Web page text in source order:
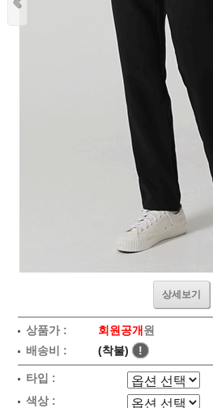
상세보기
상품가 : 회원공개원
배송비 :
(착불) !
타입 :
색상 :